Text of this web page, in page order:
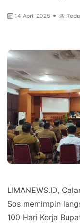
14 April 2025
LIMANEWS.ID,
Sos memimpin
100 Hari Kerja